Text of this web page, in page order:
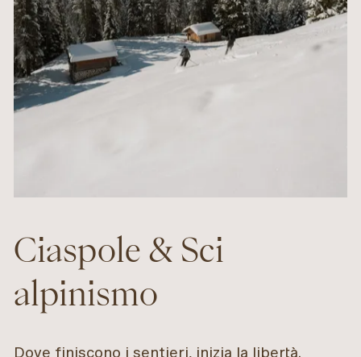
Ciaspole & Sci
alpinismo
Dove finiscono i sentieri, inizia la libertà.